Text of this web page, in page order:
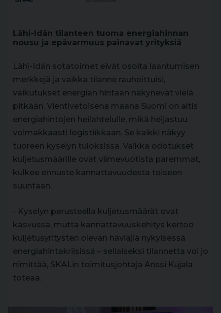
Lähi-Idän tilanteen tuoma energiahinnan
nousu ja epävarmuus painavat yrityksiä
Lähi-Idän sotatoimet eivät osoita laantumisen
merkkejä ja vaikka tilanne rauhoittuisi,
vaikutukset energian hintaan näkynevät vielä
pitkään. Vientivetoisena maana Suomi on altis
energiahintojen heilahtelulle, mikä heijastuu
voimakkaasti logistiikkaan. Se kaikki näkyy
tuoreen kyselyn tuloksissa. Vaikka odotukset
kuljetusmäärille ovat viimevuotista paremmat,
kulkee ennuste kannattavuudesta toiseen
suuntaan.
- Kyselyn perusteella kuljetusmäärät ovat
kasvussa, mutta kannattavuuskehitys kertoo
kuljetusyritysten olevan häviäjiä nykyisessä
energiahintakriisissä – sellaiseksi tilannetta voi jo
nimittää, SKALin toimitusjohtaja Anssi Kujala
toteaa.